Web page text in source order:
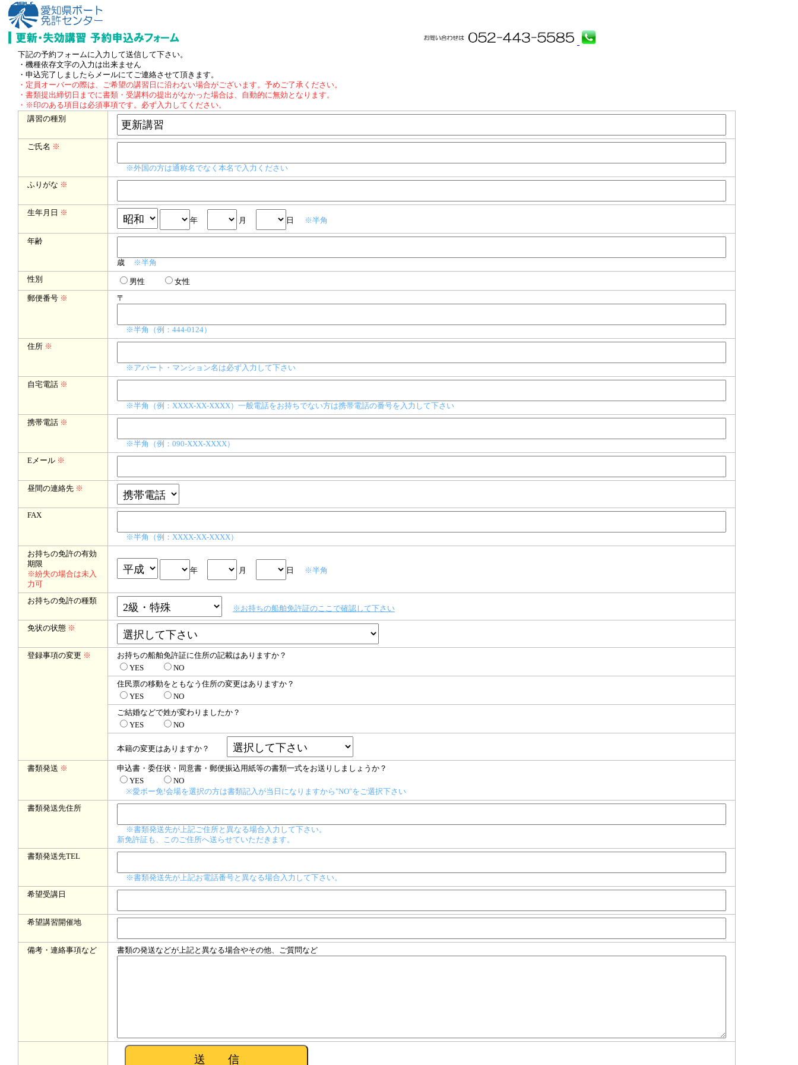
下記の予約フォームに入力して送信して下さい。
・機種依存文字の入力は出来ません
・申込完了しましたらメールにてご連絡させて頂きます。
・定員オーバーの際は、ご希望の講習日に沿わない場合がございます。予めご了承ください。
・書類提出締切日までに書類・受講料の提出がなかった場合は、自動的に無効となります。
・※印のある項目は必須事項です。必ず入力してください。
講習の種別
ご氏名 ※
※外国の方は通称名でなく本名で入力ください
ふりがな ※
生年月日 ※
年
月 日 ※半角
年齢
歳 ※半角
性別 男性
女性
郵便番号 ※ 〒
※半角（例：444-0124）
住所 ※
※アパート・マンション名は必ず入力して下さい
自宅電話 ※
※半角（例：XXXX-XX-XXXX）一般電話をお持ちでない方は携帯電話の番号を入力して下さい
携帯電話 ※
※半角（例：090-XXX-XXXX）
Eメール ※
昼間の連絡先 ※
FAX
※半角（例：XXXX-XX-XXXX）
お持ちの免許の有効
期限
※紛失の場合は未入
力可
年 月 日 ※半角
お持ちの免許の種類
※お持ちの船舶免許証のここで確認して下さい
免状の状態 ※
登録事項の変更 ※
お持ちの船舶免許証に住所の記載はありますか？
YES
NO
住民票の移動をともなう住所の変更はありますか？
YES
NO
ご結婚などで姓が変わりましたか？
YES
NO
本籍の変更はありますか？
書類発送 ※
申込書・委任状・同意書・郵便振込用紙等の書類一式をお送りしましょうか？
YES
NO
※愛ボー免!会場を選択の方は書類記入が当日になりますから"NO"をご選択下さい
書類発送先住所
※書類発送先が上記ご住所と異なる場合入力して下さい。
新免許証も、このご住所へ送らせていただきます。
書類発送先TEL
※書類発送先が上記お電話番号と異なる場合入力して下さい。
希望受講日
希望講習開催地
備考・連絡事項など 書類の発送などが上記と異なる場合やその他、ご質問など